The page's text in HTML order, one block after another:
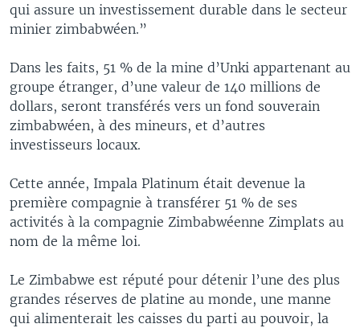
qui assure un investissement durable dans le secteur
minier zimbabwéen.”
Dans les faits, 51 % de la mine d’Unki appartenant au
groupe étranger, d’une valeur de 140 millions de
dollars, seront transférés vers un fond souverain
zimbabwéen, à des mineurs, et d’autres
investisseurs locaux.
Cette année, Impala Platinum était devenue la
première compagnie à transférer 51 % de ses
activités à la compagnie Zimbabwéenne Zimplats au
nom de la même loi.
Le Zimbabwe est réputé pour détenir l’une des plus
grandes réserves de platine au monde, une manne
qui alimenterait les caisses du parti au pouvoir, la